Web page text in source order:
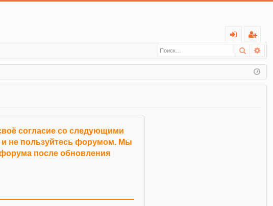
д
ег
ис
тр
Поиск
согласие со следующими
и не пользуйтесь форумом. Мы
после обновления